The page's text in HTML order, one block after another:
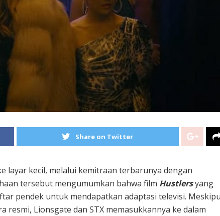
Share on Twitter
layar kecil, melalui kemitraan terbarunya dengan
tersebut mengumumkan bahwa film Hustlersyang
pendek untuk mendapatkan adaptasi televisi.
resmi, Lionsgate dan STX memasukkannya ke dalam